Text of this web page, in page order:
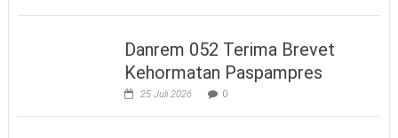
Danrem 052 Terima Brevet
Kehormatan Paspampres
25 Juli 2026 0